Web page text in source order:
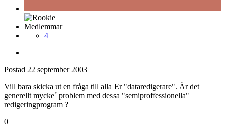
Medlemmar
4
Postad 22 september 2003
Vill bara skicka ut en fråga till alla Er "dataredigerare". Är det
generellt mycke´ problem med dessa "semiproffessionella"
redigeringprogram ?
0